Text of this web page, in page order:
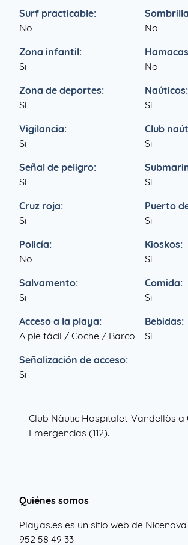
Surf practicable:
No
Zona infantil:
Si
Zona de deportes:
Si
Vigilancia:
Si
Señal de peligro:
Si
Cruz roja:
Si
Policía:
No
Salvamento:
Si
Acceso a la playa:
A pie fácil / Coche / Barco
Señalización de acceso:
Si
No
No
Naúticos:
Si
Club
Si
Si
Puerto
Si
Kioskos:
Si
Comida:
Si
Bebidas:
Si
Club Nàutic Hospitalet-Vandellòs a
Emergencias (112).
Quiénes somos
Playas.es es un sitio web de
952 58 49 33